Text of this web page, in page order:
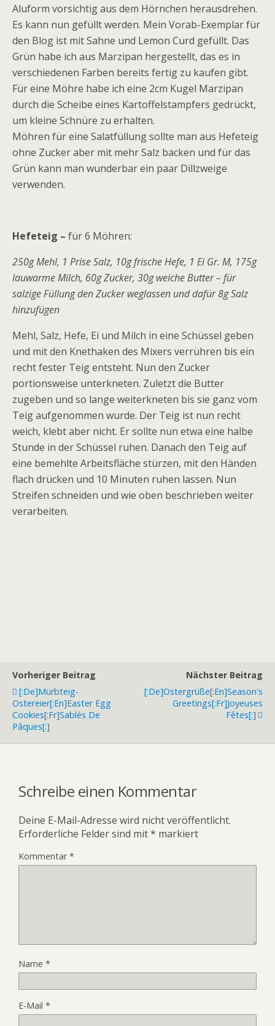
Aluform vorsichtig aus dem Hörnchen herausdrehen.
Es kann nun gefüllt werden. Mein Vorab-Exemplar für
den Blog ist mit Sahne und Lemon Curd gefüllt. Das
Grün habe ich aus Marzipan hergestellt, das es in
verschiedenen Farben bereits fertig zu kaufen gibt.
Für eine Möhre habe ich eine 2cm Kugel Marzipan
durch die Scheibe eines Kartoffelstampfers gedrückt,
um kleine Schnüre zu erhalten.
Möhren für eine Salatfüllung sollte man aus Hefeteig
ohne Zucker aber mit mehr Salz backen und für das
Grün kann man wunderbar ein paar Dillzweige
verwenden.
Hefeteig – für 6 Möhren:
250g Mehl, 1 Prise Salz, 10g frische Hefe, 1 Ei Gr. M, 175g
lauwarme Milch, 60g Zucker, 30g weiche Butter – für
salzige Füllung den Zucker weglassen und dafür 8g Salz
hinzufügen
Mehl, Salz, Hefe, Ei und Milch in eine Schüssel geben
und mit den Knethaken des Mixers verrühren bis ein
recht fester Teig entsteht. Nun den Zucker
portionsweise unterkneten. Zuletzt die Butter
zugeben und so lange weiterkneten bis sie ganz vom
Teig aufgenommen wurde. Der Teig ist nun recht
weich, klebt aber nicht. Er sollte nun etwa eine halbe
Stunde in der Schüssel ruhen. Danach den Teig auf
eine bemehlte Arbeitsfläche stürzen, mit den Händen
flach drücken und 10 Minuten ruhen lassen. Nun
Streifen schneiden und wie oben beschrieben weiter
verarbeiten.
Vorheriger Beitrag
[:de]Mürbteig-
Ostereier[:en]Easter Egg
Cookies[:fr]Sablés De
Pâques[:]
Nächster Beitrag
[:de]Ostergrüße[:en]Season's
Greetings[:fr]Joyeuses
Fêtes[:]
Schreibe einen Kommentar
Deine E-Mail-Adresse wird nicht veröffentlicht.
Erforderliche Felder sind mit* markiert
Kommentar*
Name *
E-Mail *